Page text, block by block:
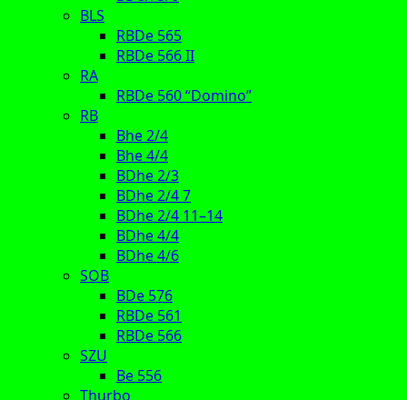
BLS
RBDe 565
RBDe 566 II
RA
RBDe 560 “Domino”
RB
Bhe 2/4
Bhe 4/4
BDhe 2/3
BDhe 2/4 7
BDhe 2/4 11–14
BDhe 4/4
BDhe 4/6
SOB
BDe 576
RBDe 561
RBDe 566
SZU
Be 556
Thurbo